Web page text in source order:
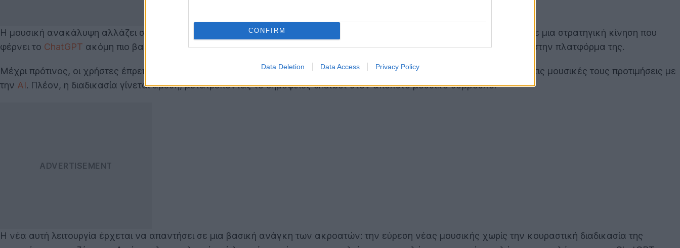
CONFIRM
Data Deletion Data Access Privacy Policy
Η μουσική ανακάλυψη αλλάζει σελίδα και περνάει στα χέρια της γενετικής τεχνητής νοημοσύνης. Η OpenAI προχώρησε σε μια στρατηγική κίνηση που
φέρνει το ChatGPT ακόμη πιο βαθιά στην καθημερινότητα των χρηστών, ενσωματώνοντας πλέον πλήρως τοApple Music στην πλατφόρμα της.
Μέχρι πρότινος, οι χρήστες έπρεπε να βασίζονται σε εξωτερικές εφαρμογές ή πολύπλοκες διαδικασίες για να συνδέσουν τις μουσικές τους προτιμήσεις με
την AI. Πλέον, η διαδικασία γίνεται άμεση, μετατρέποντας το δημοφιλές chatbot στον απόλυτο μουσικό σύμβουλο.
Η νέα αυτή λειτουργία έρχεται να απαντήσει σε μια βασική ανάγκη των ακροατών: την εύρεση νέας μουσικής χωρίς την κουραστική διαδικασία της